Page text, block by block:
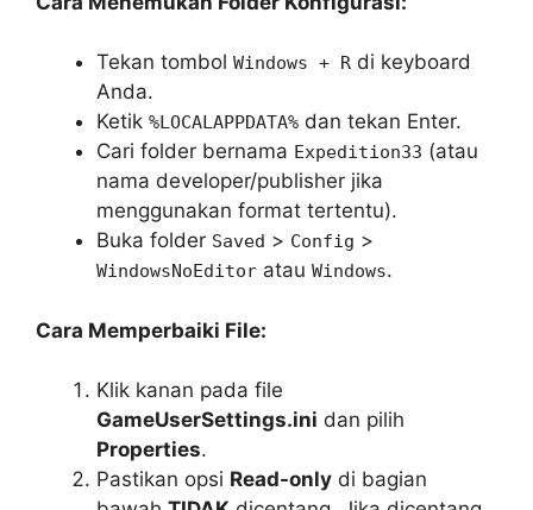
Tekan tombol Windows + R di keyboard
Anda.
Ketik %LOCALAPPDATA% dan tekan Enter.
Cari folder bernama Expedition33 (atau
nama developer/publisher jika
menggunakan format tertentu).
Buka folder Saved > Config >
WindowsNoEditor atau Windows.
Cara Memperbaiki File:
Klik kanan pada file
GameUserSettings.ini dan pilih
Properties.
Pastikan opsi Read-only di bagian